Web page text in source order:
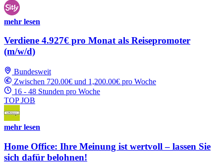
mehr lesen
Verdiene 4.927€ pro Monat als Reisepromoter
(m/w/d)
Bundesweit
Zwischen 720.00€ und 1,200.00€ pro Woche
16 - 48 Stunden pro Woche
TOP JOB
mehr lesen
Home Office: Ihre Meinung ist wertvoll – lassen Sie
sich dafür belohnen!